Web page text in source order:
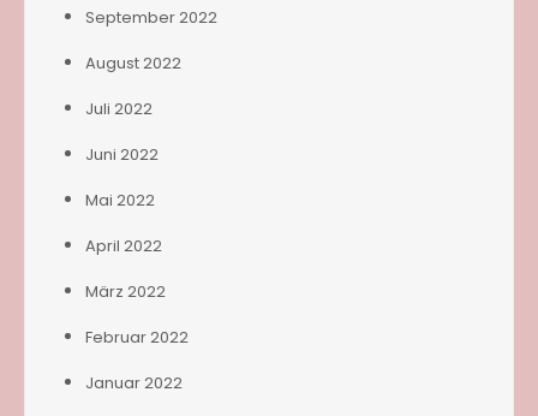
September 2022
August 2022
Juli 2022
Juni 2022
Mai 2022
April 2022
März 2022
Februar 2022
Januar 2022